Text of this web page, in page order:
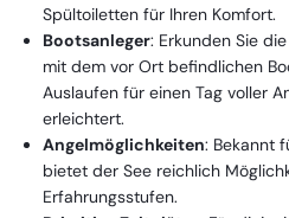
Spültoiletten für Ihren Komfort.
Bootsanleger: Erkunden Sie
mit dem vor Ort befindlichen
Auslaufen für einen Tag voller
erleichtert.
Angelmöglichkeiten: Bekannt
bietet der See reichlich
Erfahrungsstufen.